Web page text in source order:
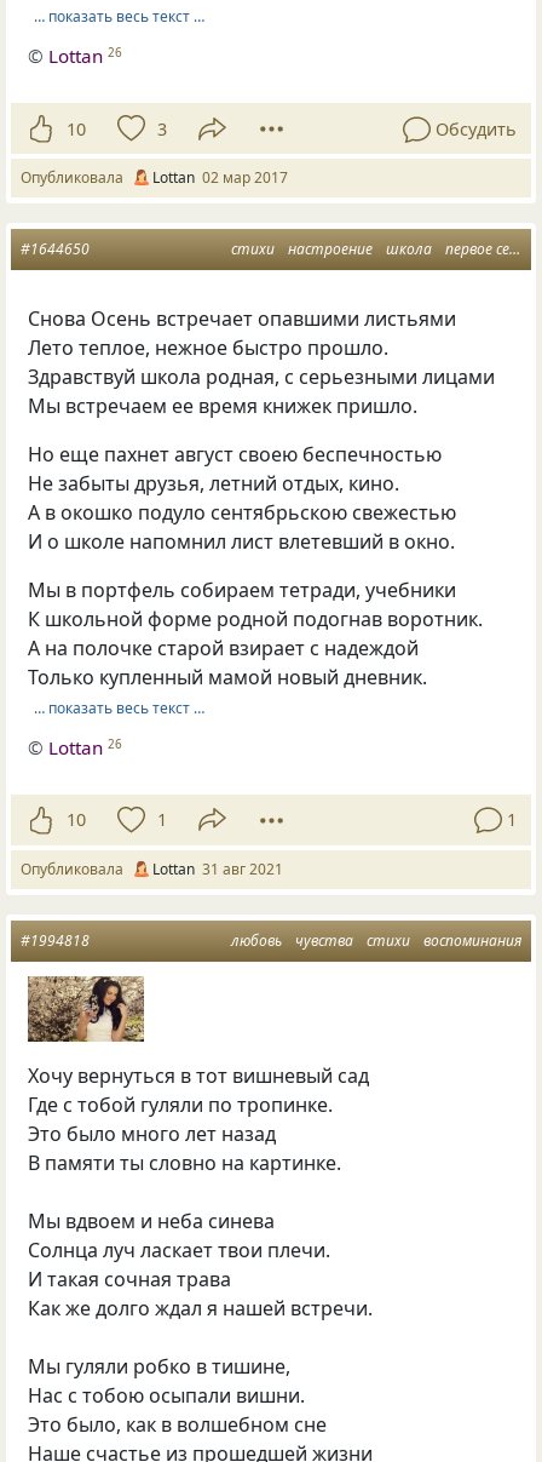
… показать весь текст …
© Lottan 26
10 3 Обсудить
Опубликовала Lottan 02 мар 2017
стихи настроение школа первое сентября
#1644650
Снова Осень встречает опавшими листьями
Лето теплое, нежное быстро прошло.
Здравствуй школа родная, с серьезными лицами
Мы встречаем ее время книжек пришло.
Но еще пахнет август своею беспечностью
Не забыты друзья, летний отдых, кино.
А в окошко подуло сентябрьскою свежестью
И о школе напомнил лист влетевший в окно.
Мы в портфель собираем тетради, учебники
К школьной форме родной подогнав воротник.
А на полочке старой взирает с надеждой
Только купленный мамой новый дневник.
… показать весь текст …
© Lottan 26
10 1 1
Опубликовала Lottan 31 авг 2021
любовь чувства стихи воспоминания
#1994818
Хочу вернуться в тот вишневый сад
Где с тобой гуляли по тропинке.
Это было много лет назад
В памяти ты словно на картинке.
Мы вдвоем и неба синева
Солнца луч ласкает твои плечи.
И такая сочная трава
Как же долго ждал я нашей встречи.
Мы гуляли робко в тишине,
Нас с тобою осыпали вишни.
Это было, как в волшебном сне
Наше счастье из прошедшей жизни